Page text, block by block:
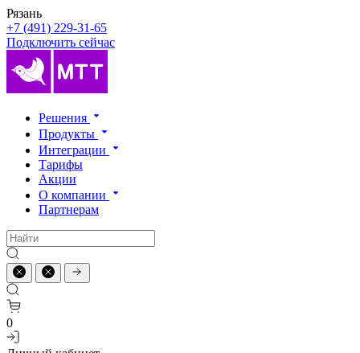
Рязань
+7 (491) 229-31-65
Подключить сейчас
Решения
Продукты
Интеграции
Тарифы
Акции
О компании
Партнерам
0